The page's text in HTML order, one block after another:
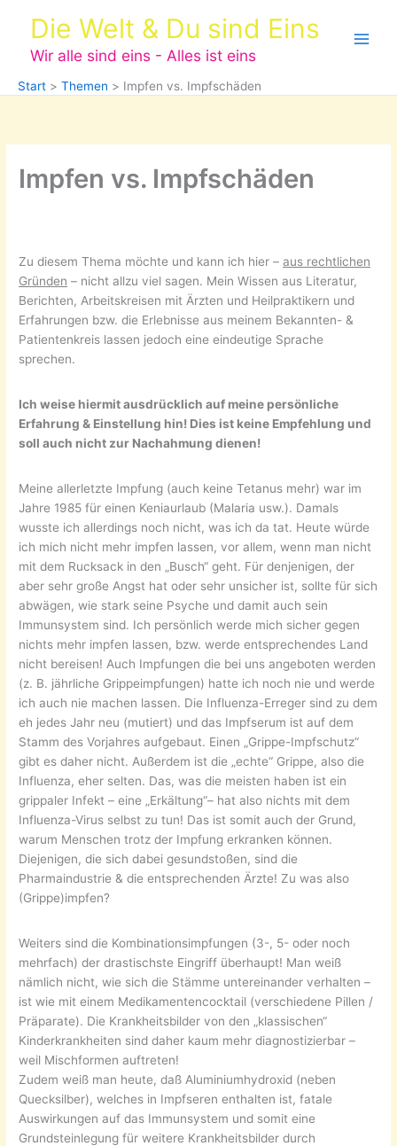
springen
Die Welt & Du sind Eins
Wir alle sind eins - Alles ist eins
Start Themen Impfen vs. Impfschäden
Impfen vs. Impfschäden
Zu diesem Thema möchte und kann ich hier –aus rechtlichen
Gründen – nicht allzu viel sagen. Mein Wissen aus Literatur,
Berichten, Arbeitskreisen mit Ärzten und Heilpraktikern und
Erfahrungen bzw. die Erlebnisse aus meinem Bekannten- &
Patientenkreis lassen jedoch eine eindeutige Sprache
sprechen.
Ich weise hiermit ausdrücklich auf meine persönliche
Erfahrung & Einstellung hin! Dies ist keine Empfehlung und
soll auch nicht zur Nachahmung dienen!
Meine allerletzte Impfung (auch keine Tetanus mehr) war im
Jahre 1985 für einen Keniaurlaub (Malaria usw.). Damals
wusste ich allerdings noch nicht, was ich da tat. Heute würde
ich mich nicht mehr impfen lassen, vor allem, wenn man nicht
mit dem Rucksack in den „Busch“ geht. Für denjenigen, der
aber sehr große Angst hat oder sehr unsicher ist, sollte für sich
abwägen, wie stark seine Psyche und damit auch sein
Immunsystem sind. Ich persönlich werde mich sicher gegen
nichts mehr impfen lassen, bzw. werde entsprechendes Land
nicht bereisen! Auch Impfungen die bei uns angeboten werden
(z. B. jährliche Grippeimpfungen) hatte ich noch nie und werde
ich auch nie machen lassen. Die Influenza-Erreger sind zu dem
eh jedes Jahr neu (mutiert) und das Impfserum ist auf dem
Stamm des Vorjahres aufgebaut. Einen „Grippe-Impfschutz“
gibt es daher nicht. Außerdem ist die „echte“ Grippe, also die
Influenza, eher selten. Das, was die meisten haben ist ein
grippaler Infekt – eine „Erkältung“– hat also nichts mit dem
Influenza-Virus selbst zu tun! Das ist somit auch der Grund,
warum Menschen trotz der Impfung erkranken können.
Diejenigen, die sich dabei gesundstoßen, sind die
Pharmaindustrie & die entsprechenden Ärzte! Zu was also
(Grippe)impfen?
Weiters sind die Kombinationsimpfungen (3-, 5- oder noch
mehrfach) der drastischste Eingriff überhaupt! Man weiß
nämlich nicht, wie sich die Stämme untereinander verhalten –
ist wie mit einem Medikamentencocktail (verschiedene Pillen /
Präparate). Die Krankheitsbilder von den „klassischen“
Kinderkrankheiten sind daher kaum mehr diagnostizierbar –
weil Mischformen auftreten!
Zudem weiß man heute, daß Aluminiumhydroxid (neben
Quecksilber), welches in Impfseren enthalten ist, fatale
Auswirkungen auf das Immunsystem und somit eine
Grundsteinlegung für weitere Krankheitsbilder durch